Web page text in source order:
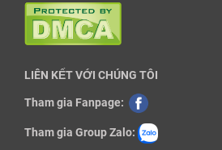
LIÊN KẾT VỚI CHÚNG TÔI
Tham gia Fanpage:
Tham gia Group Zalo: